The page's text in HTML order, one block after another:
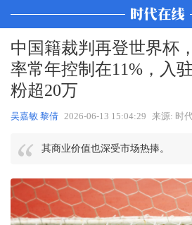
中国籍裁判再登世界杯
率常年控制在11%，入
粉超20万
吴嘉敏 黎倩 2026-06-13 15:04:29 来源: 时
其商业价值也深受市场热捧。